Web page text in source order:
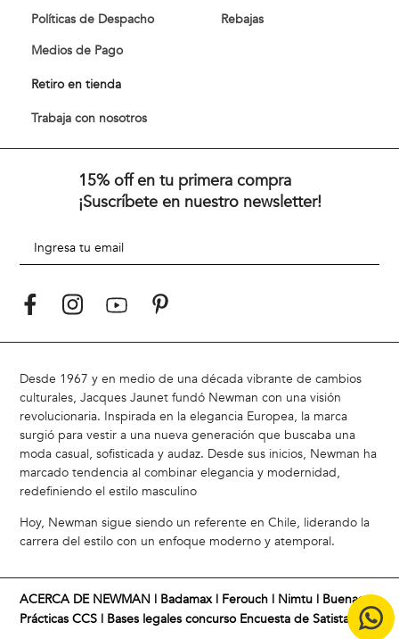
Políticas de Despacho
Medios de Pago
Retiro en tienda
Trabaja con nosotros
Rebajas
15% off en tu primera compra
¡Suscríbete en nuestro newsletter!
Desde 1967 y en medio de una década vibrante de cambios
culturales, Jacques Jaunet fundó Newman con una visión
revolucionaria. Inspirada en la elegancia Europea, la marca
surgió para vestir a una nueva generación que buscaba una
moda casual, sofisticada y audaz. Desde sus inicios, Newman ha
marcado tendencia al combinar elegancia y modernidad,
redefiniendo el estilo masculino
Hoy, Newman sigue siendo un referente en Chile, liderando la
carrera del estilo con un enfoque moderno y atemporal.
ACERCA DE NEWMAN | Badamax| Ferouch | Nimtu | Buenas
Prácticas CCS | Bases legales concurso Encuesta de Satistacción